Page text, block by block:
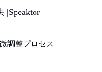
|Speaktor